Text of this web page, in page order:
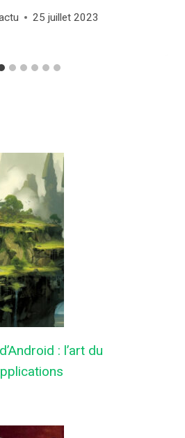
25 juillet 2023
: l’art du